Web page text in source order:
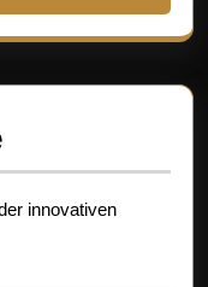
innovativen